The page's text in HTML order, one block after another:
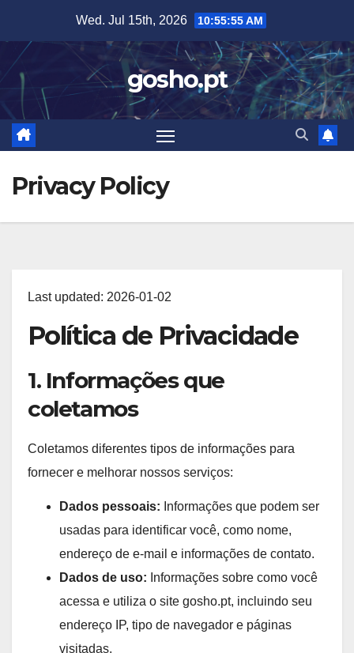
content
Wed. Jul 15th, 2026 10:55:56 AM
gosho.pt
Privacy Policy
Last updated: 2026-01-02
Política de Privacidade
1. Informações que
coletamos
Coletamos diferentes tipos de informações para
fornecer e melhorar nossos serviços:
Dados pessoais: Informações que podem ser
usadas para identificar você, como nome,
endereço de e-mail e informações de contato.
Dados de uso: Informações sobre como você
acessa e utiliza o site gosho.pt, incluindo seu
endereço IP, tipo de navegador e páginas
visitadas.